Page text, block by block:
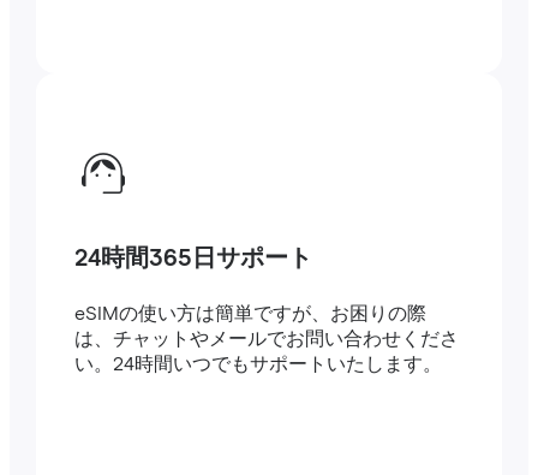
24時間365日サポート
eSIMの使い方は簡単ですが、お困りの際
は、チャットやメールでお問い合わせくださ
い。24時間いつでもサポートいたします。